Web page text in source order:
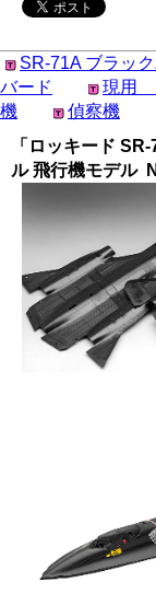
SR-71A ブラッ
バード
現用
機
偵察機
「ロッキード
ル 飛行機モデル